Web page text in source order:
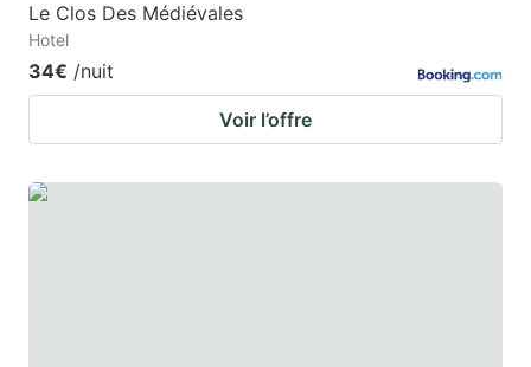
Le Clos Des Médiévales
Hotel
34€ /nuit
Voir l’offre